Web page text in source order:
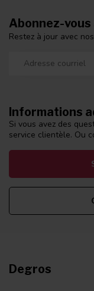
Informations
Si vous avez des
service clientèle. Ou
Abonnez-
Restez à jour avec
Degros